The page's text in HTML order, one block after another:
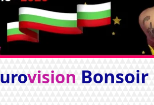
vision Bonsoir